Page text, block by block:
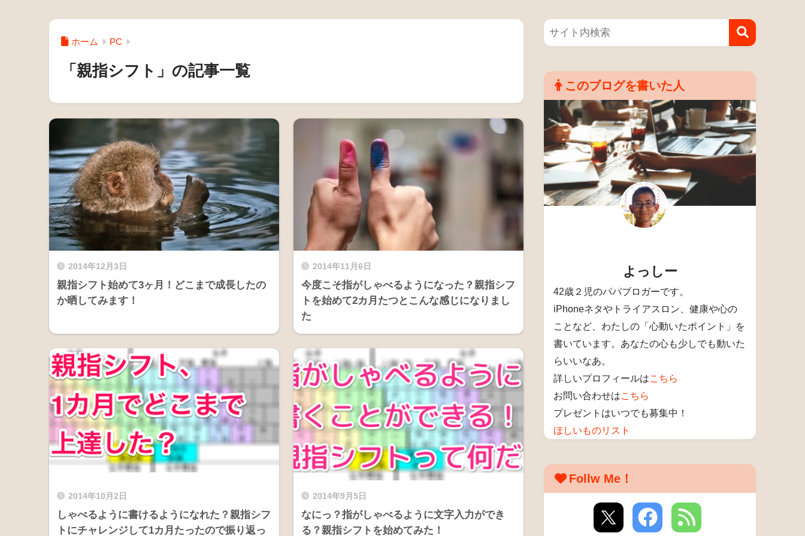
ホーム PC
「親指シフト」の記事一覧
2014年12月3日
親指シフト始めて3ヶ月！どこまで成長したの
か晒してみます！
2014年11月6日
今度こそ指がしゃべるようになった？親指シフ
トを始めて2カ月たつとこんな感じになりまし
た
2014年10月2日
しゃべるように書けるようになれた？親指シフ
トにチャレンジして1カ月たったので振り返っ
2014年9月5日
なにっ？指がしゃべるように文字入力ができ
る？親指シフトを始めてみた！
このブログを書いた人
よっしー
42歳２児のパパブロガーです。
iPhoneネタやトライアスロン、健康や心の
ことなど、わたしの「心動いたポイント」を
書いています。あなたの心も少しでも動いた
らいいなあ。
詳しいプロフィールはこちら
お問い合わせはこちら
プレゼントはいつでも募集中！
ほしいものリスト
Follw Me！